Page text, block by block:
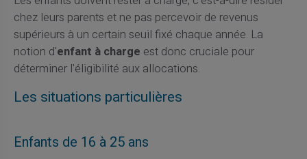
chez leurs parents et ne pas percevoir de revenus
supérieurs à un certain seuil fixé chaque année. La
notion d'enfant à charge est donc cruciale pour
déterminer l'éligibilité aux allocations.
Les situations particulières
Enfants de 16 à 25 ans